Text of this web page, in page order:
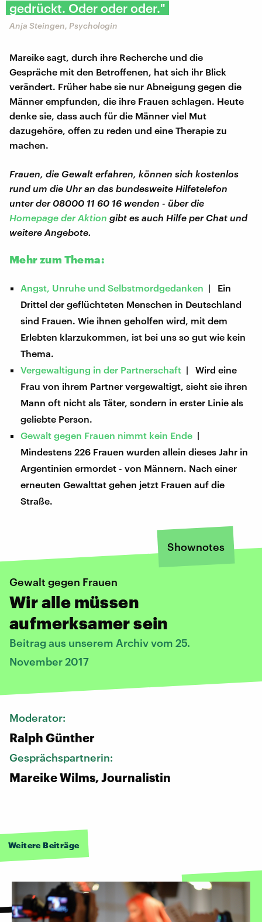
gedrückt. Oder oder oder."
Anja Steingen, Psychologin
Mareike sagt, durch ihre Recherche und die
Gespräche mit den Betroffenen, hat sich ihr Blick
verändert. Früher habe sie nur Abneigung gegen die
Männer empfunden, die ihre Frauen schlagen. Heute
denke sie, dass auch für die Männer viel Mut
dazugehöre, offen zu reden und eine Therapie zu
machen.
Frauen, die Gewalt erfahren, können sich kostenlos
rund um die Uhr an das bundesweite Hilfetelefon
unter der 08000 11 60 16 wenden - über die
Homepage der Aktion gibt es auch Hilfe per Chat und
weitere Angebote.
Mehr zum Thema:
Angst, Unruhe und Selbstmordgedanken | Ein
Drittel der geflüchteten Menschen in Deutschland
sind Frauen. Wie ihnen geholfen wird, mit dem
Erlebten klarzukommen, ist bei uns so gut wie kein
Thema.
Vergewaltigung in der Partnerschaft | Wird eine
Frau von ihrem Partner vergewaltigt, sieht sie ihren
Mann oft nicht als Täter, sondern in erster Linie als
geliebte Person.
Gewalt gegen Frauen nimmt kein Ende |
Mindestens 226 Frauen wurden allein dieses Jahr in
Argentinien ermordet - von Männern. Nach einer
erneuten Gewalttat gehen jetzt Frauen auf die
Straße.
Shownotes
Gewalt gegen Frauen
Wir alle müssen
aufmerksamer sein
Beitrag aus unserem Archiv vom 25.
November 2017
Moderator:
Ralph Günther
Gesprächspartnerin:
Mareike Wilms, Journalistin
Weitere Beiträge